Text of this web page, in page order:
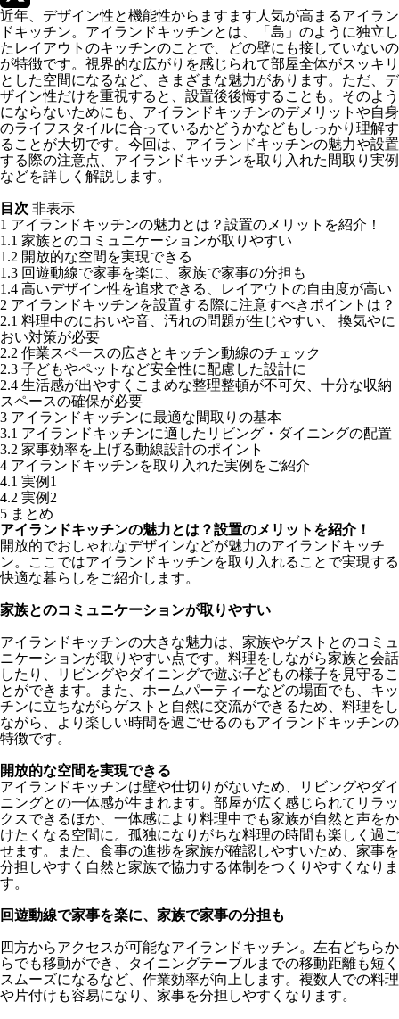
X
近年、デザイン性と機能性からますます人気が高まるアイラン
ドキッチン。アイランドキッチンとは、「島」のように独立し
たレイアウトのキッチンのことで、どの壁にも接していないの
が特徴です。視界的な広がりを感じられて部屋全体がスッキリ
とした空間になるなど、さまざまな魅力があります。ただ、デ
ザイン性だけを重視すると、設置後後悔することも。そのよう
にならないためにも、アイランドキッチンのデメリットや自身
のライフスタイルに合っているかどうかなどもしっかり理解す
ることが大切です。今回は、アイランドキッチンの魅力や設置
する際の注意点、アイランドキッチンを取り入れた間取り実例
などを詳しく解説します。
目次 非表示
1 アイランドキッチンの魅力とは？設置のメリットを紹介！
1.1 家族とのコミュニケーションが取りやすい
1.2 開放的な空間を実現できる
1.3 回遊動線で家事を楽に、家族で家事の分担も
1.4 高いデザイン性を追求できる、レイアウトの自由度が高い
2 アイランドキッチンを設置する際に注意すべきポイントは？
2.1 料理中のにおいや音、汚れの問題が生じやすい、 換気やに
おい対策が必要
2.2 作業スペースの広さとキッチン動線のチェック
2.3 子どもやペットなど安全性に配慮した設計に
2.4 生活感が出やすくこまめな整理整頓が不可欠、十分な収納
スペースの確保が必要
3 アイランドキッチンに最適な間取りの基本
3.1 アイランドキッチンに適したリビング・ダイニングの配置
3.2 家事効率を上げる動線設計のポイント
4 アイランドキッチンを取り入れた実例をご紹介
4.1 実例1
4.2 実例2
5 まとめ
アイランドキッチンの魅力とは？設置のメリットを紹介！
開放的でおしゃれなデザインなどが魅力のアイランドキッチ
ン。ここではアイランドキッチンを取り入れることで実現する
快適な暮らしをご紹介します。
家族とのコミュニケーションが取りやすい
アイランドキッチンの大きな魅力は、家族やゲストとのコミュ
ニケーションが取りやすい点です。料理をしながら家族と会話
したり、リビングやダイニングで遊ぶ子どもの様子を見守るこ
とができます。また、ホームパーティーなどの場面でも、キッ
チンに立ちながらゲストと自然に交流ができるため、料理をし
ながら、より楽しい時間を過ごせるのもアイランドキッチンの
特徴です。
開放的な空間を実現できる
アイランドキッチンは壁や仕切りがないため、リビングやダイ
ニングとの一体感が生まれます。部屋が広く感じられてリラッ
クスできるほか、一体感により料理中でも家族が自然と声をか
けたくなる空間に。孤独になりがちな料理の時間も楽しく過ご
せます。また、食事の進捗を家族が確認しやすいため、家事を
分担しやすく自然と家族で協力する体制をつくりやすくなりま
す。
回遊動線で家事を楽に、家族で家事の分担も
四方からアクセスが可能なアイランドキッチン。左右どちらか
らでも移動ができ、タイニングテーブルまでの移動距離も短く
スムーズになるなど、作業効率が向上します。複数人での料理
や片付けも容易になり、家事を分担しやすくなります。